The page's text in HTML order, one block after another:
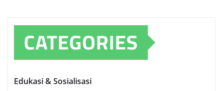
CATEGORIES
Edukasi & Sosialisasi